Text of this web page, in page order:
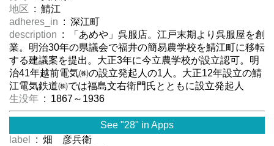
地区 : 鯖江
adheres_in : 深江町
description : 「あめや」呉服店。江戸末期より呉服屋を創
業。明治30年の県議会で福井の簡易農学校を鯖江町に移転
する建議案を提出。大正3年に今立農学校が設立認可。明
治41年越前電気㈱の設立発起人の1人。大正12年設立の鯖
江電気鉄道㈱では福島文右衛門氏とともに設立発起人
生没年 : 1867～1936
See "28" in Apps
label
: 畑 彦兵衛